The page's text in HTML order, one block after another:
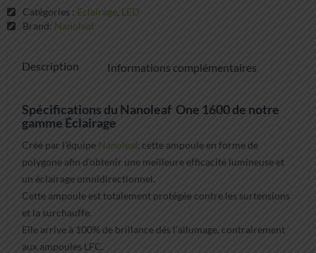
Catégories : Eclairage, LED
Brand: Nanoleaf
Description Informations complémentaires
Spécifications du Nanoleaf One 1600 de notre
gamme Éclairage
Créé par l’équipe Nanoleaf, cette ampoule en forme de
polygone afin d’obtenir une meilleure efficacité lumineuse et
un éclairage omnidirectionnel.
Cette ampoule est totalement protégée contre les surtensions
et la surchauffe.
Elle arrive à 100% de brillance dés l’allumage, contrairement
aux ampoules LFC.